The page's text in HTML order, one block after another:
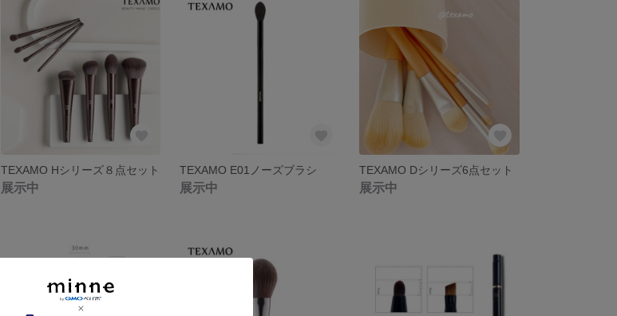
TEXAMO Hシリーズ８点セット
展示中
TEXAMO E01ノーズブラシ
展示中
TEXAMO Dシリーズ6点セット
展示中